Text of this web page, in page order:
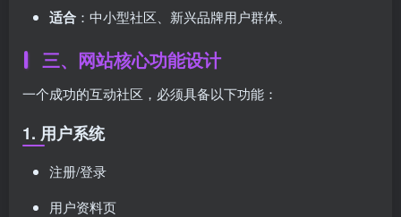
适合 ：中小型社区、新兴品牌用户群体。
三、网站核心功能设计
一个成功的互动社区，必须具备以下功能：
1. 用户系统
注册/登录
用户资料页